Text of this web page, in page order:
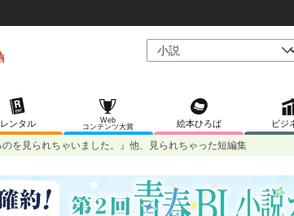
レンタル
Web
コンテンツ大賞
絵本ひろば ビジ
を見られちゃいました。』他、見られちゃった短編集